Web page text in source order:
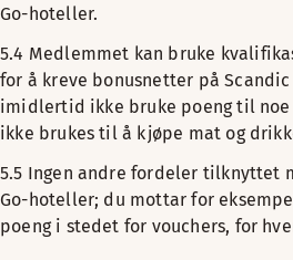
Go-hoteller.
5.4 Medlemmet kan bruke
for å kreve bonusnetter på
imidlertid ikke bruke poeng til noe
ikke brukes til å kjøpe mat og
5.5 Ingen andre fordeler tilknyttet
Go-hoteller; du mottar for
poeng i stedet for vouchers, for